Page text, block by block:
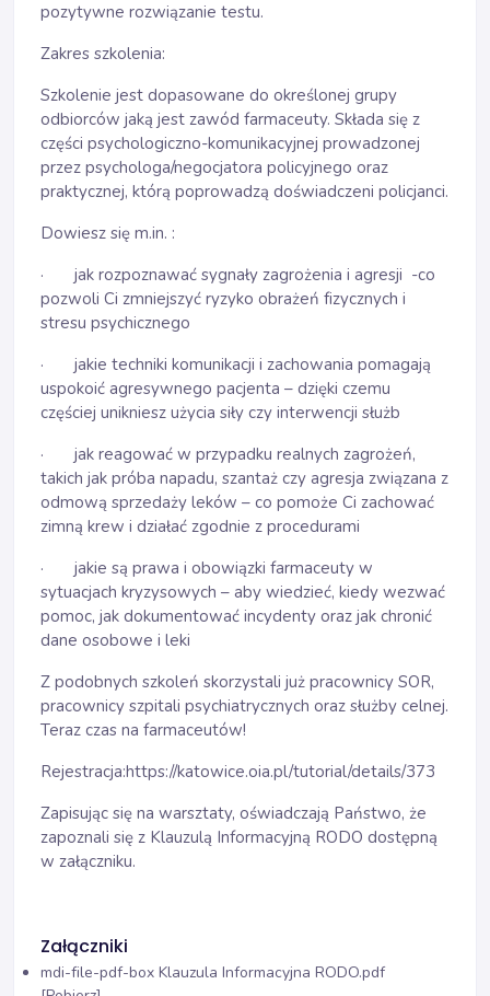
pozytywne rozwiązanie testu.
Zakres szkolenia:
Szkolenie jest dopasowane do określonej grupy
odbiorców jaką jest zawód farmaceuty. Składa się z
części psychologiczno-komunikacyjnej prowadzonej
przez psychologa/negocjatora policyjnego oraz
praktycznej, którą poprowadzą doświadczeni policjanci.
Dowiesz się m.in. :
· jak rozpoznawać sygnały zagrożenia i agresji -co
pozwoli Ci zmniejszyć ryzyko obrażeń fizycznych i
stresu psychicznego
· jakie techniki komunikacji i zachowania pomagają
uspokoić agresywnego pacjenta – dzięki czemu
częściej unikniesz użycia siły czy interwencji służb
· jak reagować w przypadku realnych zagrożeń,
takich jak próba napadu, szantaż czy agresja związana z
odmową sprzedaży leków – co pomoże Ci zachować
zimną krew i działać zgodnie z procedurami
· jakie są prawa i obowiązki farmaceuty w
sytuacjach kryzysowych – aby wiedzieć, kiedy wezwać
pomoc, jak dokumentować incydenty oraz jak chronić
dane osobowe i leki
Z podobnych szkoleń skorzystali już pracownicy SOR,
pracownicy szpitali psychiatrycznych oraz służby celnej.
Teraz czas na farmaceutów!
Rejestracja:https://katowice.oia.pl/tutorial/details/373
Zapisując się na warsztaty, oświadczają Państwo, że
zapoznali się z Klauzulą Informacyjną RODO dostępną
w załączniku.
Załączniki
mdi-file-pdf-box Klauzula Informacyjna RODO.pdf